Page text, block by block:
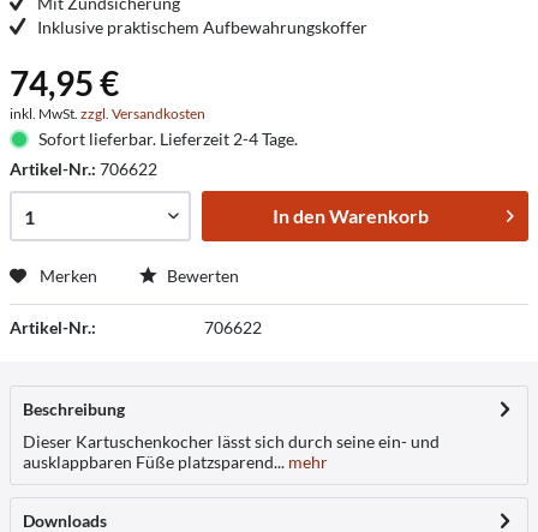
Inklusive praktischem Aufbewahrungskoffer
74,95 €
inkl. MwSt. zzgl. Versandkosten
Sofort lieferbar. Lieferzeit 2-4 Tage.
Artikel-Nr.: 706622
In denWarenkorb
Merken Bewerten
Artikel-Nr.: 706622
Beschreibung
Dieser Kartuschenkocher lässt sich durch seine ein- und
ausklappbaren Füße platzsparend... mehr
Downloads